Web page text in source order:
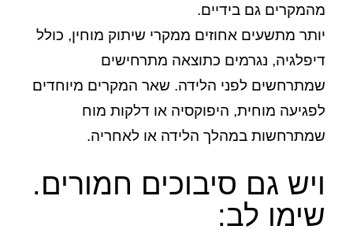
מהמקרים גם בידיים.
יותר מתשעים אחוזים ממקרי שיתוק מוחין, כולל
דיפלגיה, נגרמים כתוצאה מתרחישים
שמתרחשים לפני הלידה. שאר המקרים מיוחדים
לפגיעה מוחית, היפוקסיה או דלקות מוח
שמתרחשות במהלך הלידה או לאחריה.
ויש גם סיבוכים חמורים.
שימו לב: